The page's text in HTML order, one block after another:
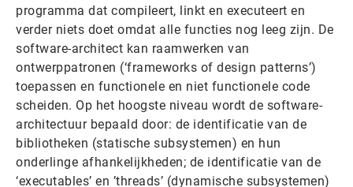
programma dat compileert, linkt en executeert en
verder niets doet omdat alle functies nog leeg zijn. De
software-architect kan raamwerken van
ontwerppatronen (‘frameworks of design patterns’)
toepassen en functionele en niet functionele code
scheiden. Op het hoogste niveau wordt de software-
architectuur bepaald door: de identificatie van de
bibliotheken (statische subsystemen) en hun
onderlinge afhankelijkheden; de identificatie van de
‘executables’ en ’threads’ (dynamische subsystemen)